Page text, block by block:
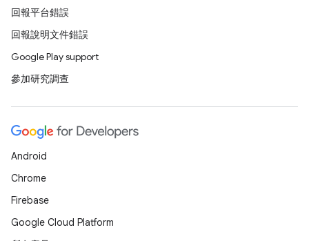
回報平台錯誤
回報說明文件錯誤
Google Play support
參加研究調查
Android
Chrome
Firebase
Google Cloud Platform